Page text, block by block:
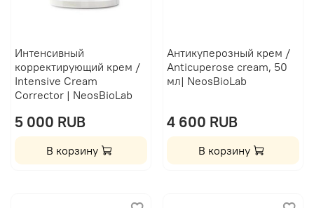
Интенсивный
корректирующий крем /
Intensive Cream
Corrector | NeosBioLab
5 000 RUB
В корзину
Антикуперозный крем /
Anticuperose cream, 50
мл| NeosBioLab
4 600 RUB
В корзину